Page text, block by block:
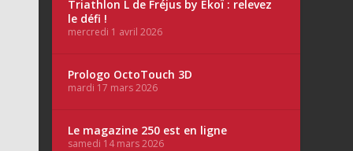
Triathlon L de Fréjus by Ekoï : relevez
le défi !
mercredi 1 avril 2026
Prologo OctoTouch 3D
mardi 17 mars 2026
Le magazine 250 est en ligne
samedi 14 mars 2026